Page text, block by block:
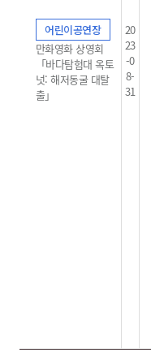
어린이공연장
만화영화 상영회
「바다탐험대 옥토
넛: 해저동굴 대탈
출」
20
23
-0
8-
31